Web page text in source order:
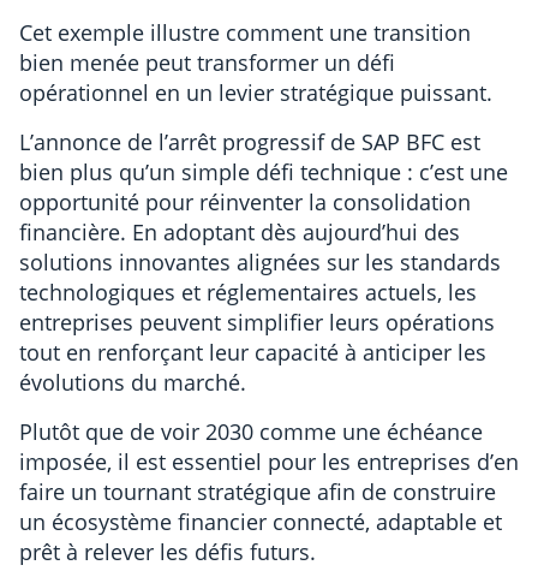
Cet exemple illustre comment une transition
bien menée peut transformer un défi
opérationnel en un levier stratégique puissant.
L’annonce de l’arrêt progressif de SAP BFC est
bien plus qu’un simple défi technique : c’est une
opportunité pour réinventer la consolidation
financière. En adoptant dès aujourd’hui des
solutions innovantes alignées sur les standards
technologiques et réglementaires actuels, les
entreprises peuvent simplifier leurs opérations
tout en renforçant leur capacité à anticiper les
évolutions du marché.
Plutôt que de voir 2030 comme une échéance
imposée, il est essentiel pour les entreprises d’en
faire un tournant stratégique afin de construire
un écosystème financier connecté, adaptable et
prêt à relever les défis futurs.